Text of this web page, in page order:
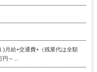
)月給+交通費+（残業代は全額
～...